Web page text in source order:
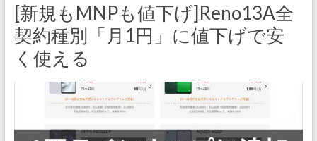
[新規もMNPも値下げ]Reno13A全
契約種別「月1円」に値下げで安
く使える